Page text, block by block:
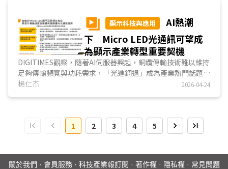
雲端業者將出貨重心轉向通用型伺服器。品牌商方面，來自二
線雲端業者的AI與通用型伺服器訂單增長強勁，傳統企業客戶
亦因伺服器漲價及Agentic AI布局需求而啟動換機，以上皆造
成第1季出貨優於預期。...
顯示科技與應用
AI熱潮
下 Micro LED光通訊可望成
為顯示產業轉型重要契機
DIGITIMES觀察，隨著AI伺服器興起，銅纜傳輸技術難以維持
足夠傳輸頻寬與功耗需求，「光進銅退」成為產業熱門話題。
光通訊根據傳輸距離，可分為CW-DFB、VCSEL及Micro LED
傳輸主流。現階段台廠在Micro LED顯示技術與量產能力皆具
全球領先地位，尤其在巨量轉移位置精度與Micro LED晶粒密
度皆佔優勢，對於台廠向光通訊擴展幫助甚大。...
楊仁杰 2026-04-24
1 2 3 4 5
關於我們 · 會員服務· 科技產業報訂閱 · 著作權· 隱私權· 常見問題